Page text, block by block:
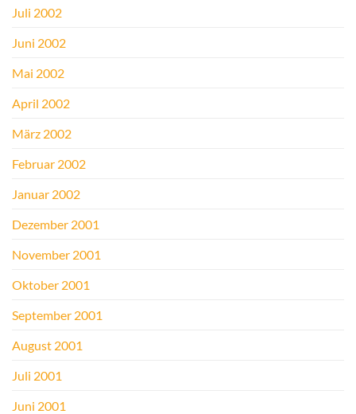
Juli 2002
Juni 2002
Mai 2002
April 2002
März 2002
Februar 2002
Januar 2002
Dezember 2001
November 2001
Oktober 2001
September 2001
August 2001
Juli 2001
Juni 2001